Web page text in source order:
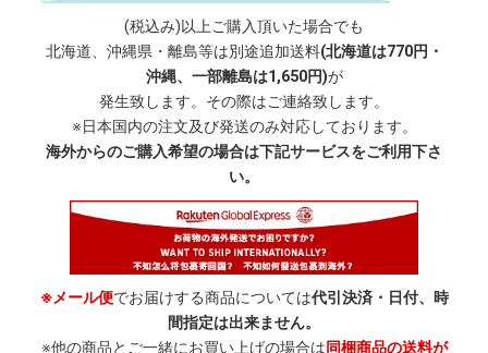
(税込み)以上ご購入頂いた場合でも
北海道、沖縄県・離島等は別途追加送料(北海道は770円・
沖縄、一部離島は1,650円)が
発生致します。その際はご連絡致します。
※日本国内の注文及び発送のみ対応しております。
海外からのご購入希望の場合は下記サービスをご利用下さ
い。
※メール便でお届けする商品については代引決済・日付、時
間指定は出来ません。
※他の商品とご一緒にお買い上げの場合は同梱商品の送料が